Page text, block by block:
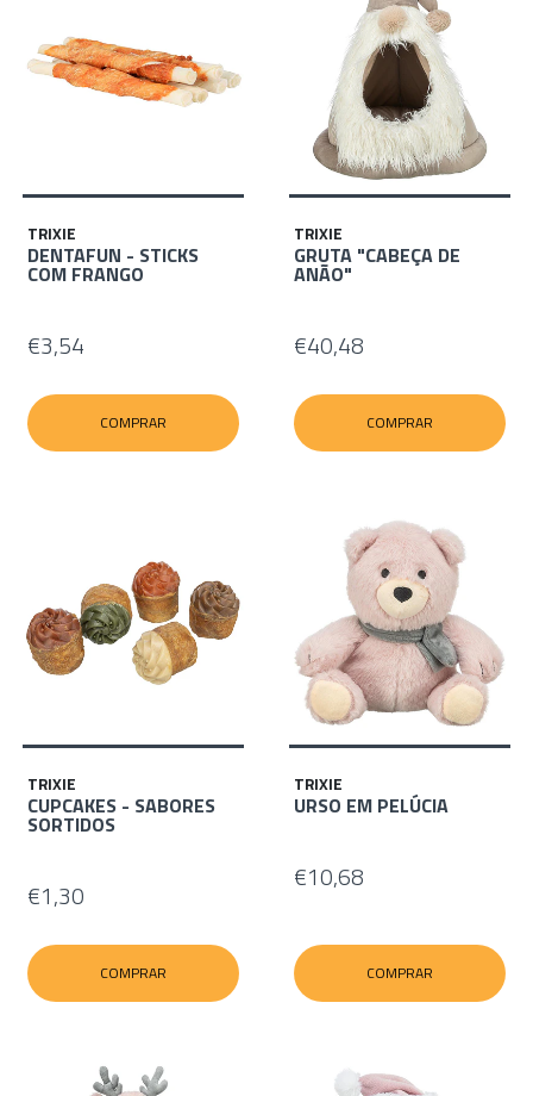
TRIXIE
DENTAFUN - STICKS
COM FRANGO
€3,54
COMPRAR
TRIXIE
GRUTA "CABEÇA DE
ANÃO"
€40,48
COMPRAR
TRIXIE
CUPCAKES - SABORES
SORTIDOS
€1,30
COMPRAR
TRIXIE
URSO EM PELÚCIA
€10,68
COMPRAR